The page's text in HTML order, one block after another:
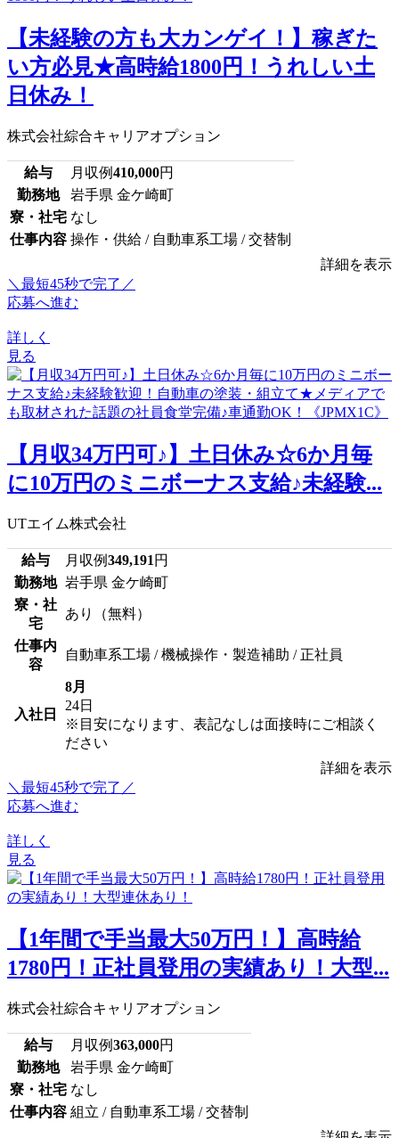
【未経験の方も大カンゲイ！】稼ぎた
い方必見★高時給1800円！うれしい土
日休み！
株式会社綜合キャリアオプション
給与 月収例410,000円
勤務地
岩手県 金ケ崎町
寮・社宅 なし
仕事内容 操作・供給 / 自動車系工場 / 交替制
詳細を表示
＼最短45秒で完了／
応募へ進む
詳しく
見る
【月収34万円可♪】土日休み☆6か月毎
に10万円のミニボーナス支給♪未経験...
UTエイム株式会社
給与 月収例349,191 円
勤務地 岩手県 金ケ崎町
寮・社
宅
あり（無料）
仕事内
容
自動車系工場 / 機械操作・製造補助 / 正社員
入社日
8月
24日
※目安になります、表記なしは面接時にご相談く
ださい
詳細を表示
＼最短45秒で完了／
応募へ進む
詳しく
見る
【1年間で手当最大50万円！】高時給
1780円！正社員登用の実績あり！大型...
株式会社綜合キャリアオプション
給与 月収例363,000円
勤務地
岩手県 金ケ崎町
寮・社宅 なし
仕事内容 組立 / 自動車系工場 / 交替制